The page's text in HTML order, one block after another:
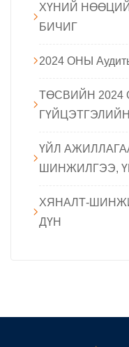
ХҮНИЙ
БИЧИГ
2024 ОНЫ
ТӨСВИЙН
ҮЙЛ
ШИНЖИЛГЭЭ,
ХЯНАЛТ-
ДҮН